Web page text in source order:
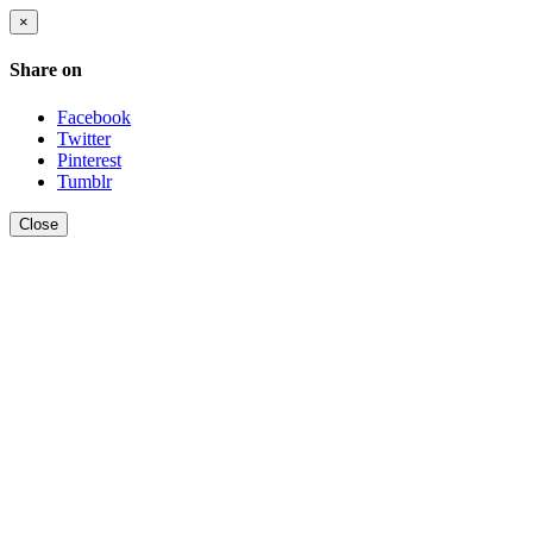
×
Share on
Facebook
Twitter
Pinterest
Tumblr
Close